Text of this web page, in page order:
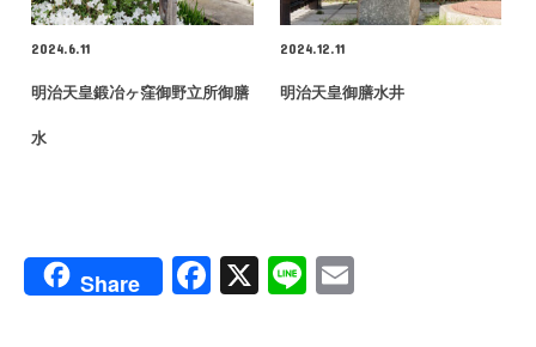
2024.6.11
明治天皇鍛冶ヶ窪御野立所御膳
水
2024.12.11
明治天皇御膳水井
Share
F
X
Li